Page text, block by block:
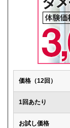
価格（12回）
1回あたり
お試し価格